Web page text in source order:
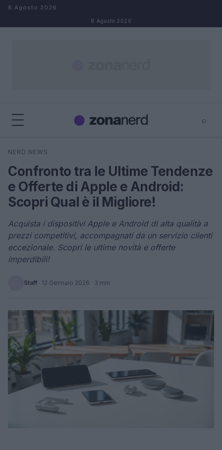
Salta al contenuto
8 Agosto 2026
8 Agosto 2026
⌕
Cerca
NERD NEWS
Confronto tra le Ultime Tendenze
e Offerte di Apple e Android:
Scopri Qual è il Migliore!
Acquista i dispositivi Apple e Android di alta qualità a
prezzi competitivi, accompagnati da un servizio clienti
eccezionale. Scopri le ultime novità e offerte
imperdibili!
Staff · 12 Gennaio 2026 · 3 min